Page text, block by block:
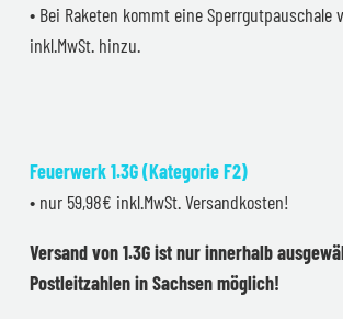
• Bei Raketen kommt eine Sperrgutpauschale
inkl.MwSt. hinzu.
Feuerwerk 1.3G (Kategorie F2)
• nur 59,98€ inkl.MwSt. Versandkosten!
Versand von 1.3G ist nur innerhalb
Postleitzahlen in Sachsen möglich!